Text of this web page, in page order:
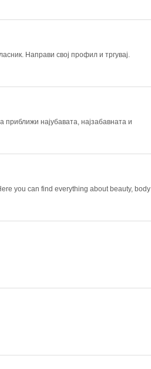
Направи свој профил и тргувај.
приближи најубавата, најзабавната и
you can find everything about beauty, body